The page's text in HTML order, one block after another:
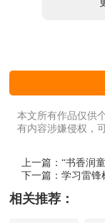
本文所有作品仅供
有内容涉嫌侵权，
上一篇：“书香润
下一篇：学习雷锋
相关推荐：